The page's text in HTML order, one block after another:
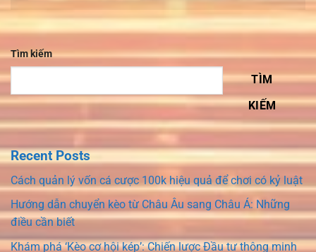
Tìm kiếm
TÌM
KIẾM
Recent Posts
Cách quản lý vốn cá cược 100k hiệu quả để chơi có kỷ luật
Hướng dẫn chuyển kèo từ Châu Âu sang Châu Á: Những
điều cần biết
Khám phá ‘Kèo cơ hội kép’: Chiến lược Đầu tư thông minh